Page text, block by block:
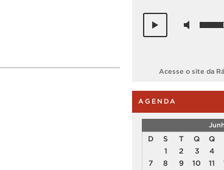
Acesse o site da
AGENDA
D S T Q Q
1
2 3 4
7
8 9 10 11